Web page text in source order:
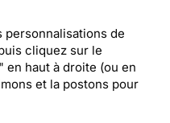
de
cliquez sur le
en haut à droite (ou en
et la postons pour